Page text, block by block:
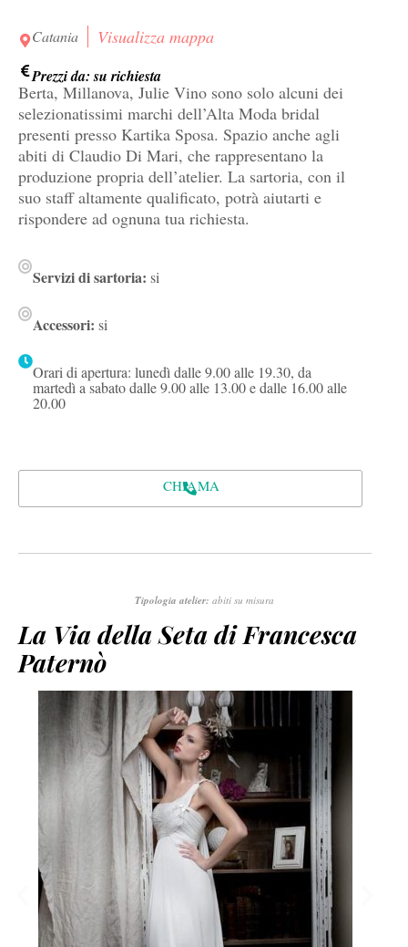
Catania Visualizza mappa
Prezzi da: su richiesta
Berta, Millanova, Julie Vino sono solo alcuni dei
selezionatissimi marchi dell’Alta Moda bridal
presenti presso Kartika Sposa. Spazio anche agli
abiti di Claudio Di Mari, che rappresentano la
produzione propria dell’atelier. La sartoria, con il
suo staff altamente qualificato, potrà aiutarti e
rispondere ad ognuna tua richiesta.
Servizi di sartoria: si
Accessori: si
Orari di apertura: lunedì dalle 9.00 alle 19.30, da
martedì a sabato dalle 9.00 alle 13.00 e dalle 16.00 alle
20.00
CHIAMA
Tipologia atelier: abiti su misura
La Via della Seta di Francesca
Paternò